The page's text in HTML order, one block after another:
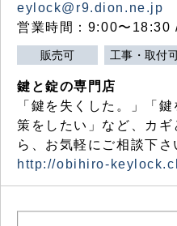
eylock@r9.dion.ne.jp
営業時間：9:00〜18:30
販売可 工事・取付
鍵と錠の専門店
「鍵を失くした。」「
策をしたい」など、カ
ら、お気軽にご相談下さ
http://obihiro-